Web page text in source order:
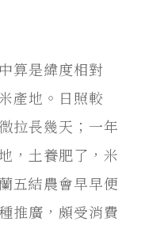
算是緯度相對
產地。日照較
拉長幾天；一年
，土養肥了，米
五結農會早早便
推廣，頗受消費